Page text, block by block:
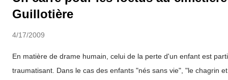
Guillotière
4/17/2009
En matière de drame humain, celui de la perte d'un enfant est
traumatisant. Dans le cas des enfants "nés sans vie", "le chagrin